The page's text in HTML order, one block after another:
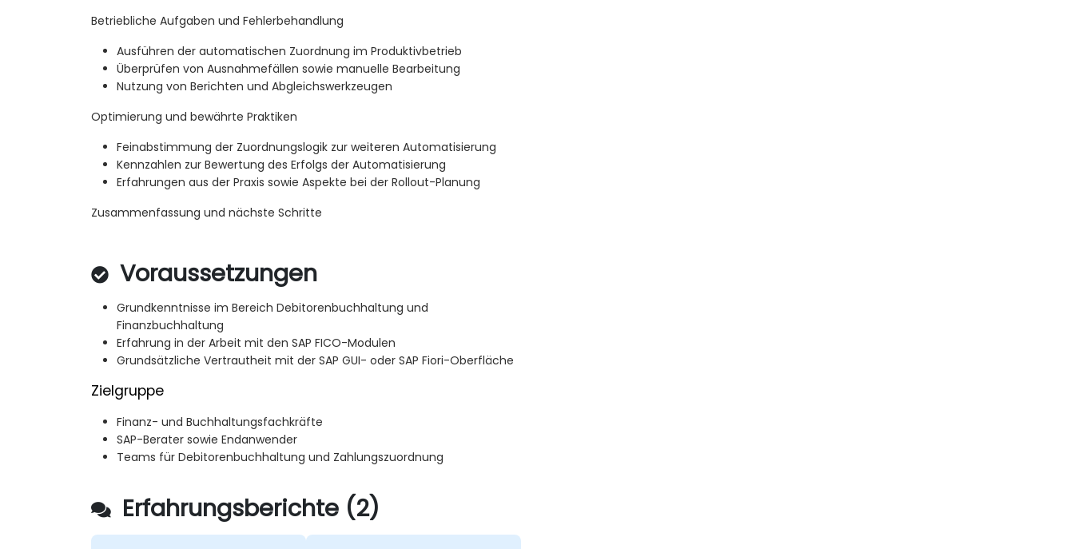
Betriebliche Aufgaben und Fehlerbehandlung
Ausführen der automatischen Zuordnung im Produktivbetrieb
Überprüfen von Ausnahmefällen sowie manuelle Bearbeitung
Nutzung von Berichten und Abgleichswerkzeugen
Optimierung und bewährte Praktiken
Feinabstimmung der Zuordnungslogik zur weiteren Automatisierung
Kennzahlen zur Bewertung des Erfolgs der Automatisierung
Erfahrungen aus der Praxis sowie Aspekte bei der Rollout-Planung
Zusammenfassung und nächste Schritte
Voraussetzungen
Grundkenntnisse im Bereich Debitorenbuchhaltung und
Finanzbuchhaltung
Erfahrung in der Arbeit mit den SAP FICO-Modulen
Grundsätzliche Vertrautheit mit der SAP GUI- oder SAP Fiori-Oberfläche
Zielgruppe
Finanz- und Buchhaltungsfachkräfte
SAP-Berater sowie Endanwender
Teams für Debitorenbuchhaltung und Zahlungszuordnung
Erfahrungsberichte (2)